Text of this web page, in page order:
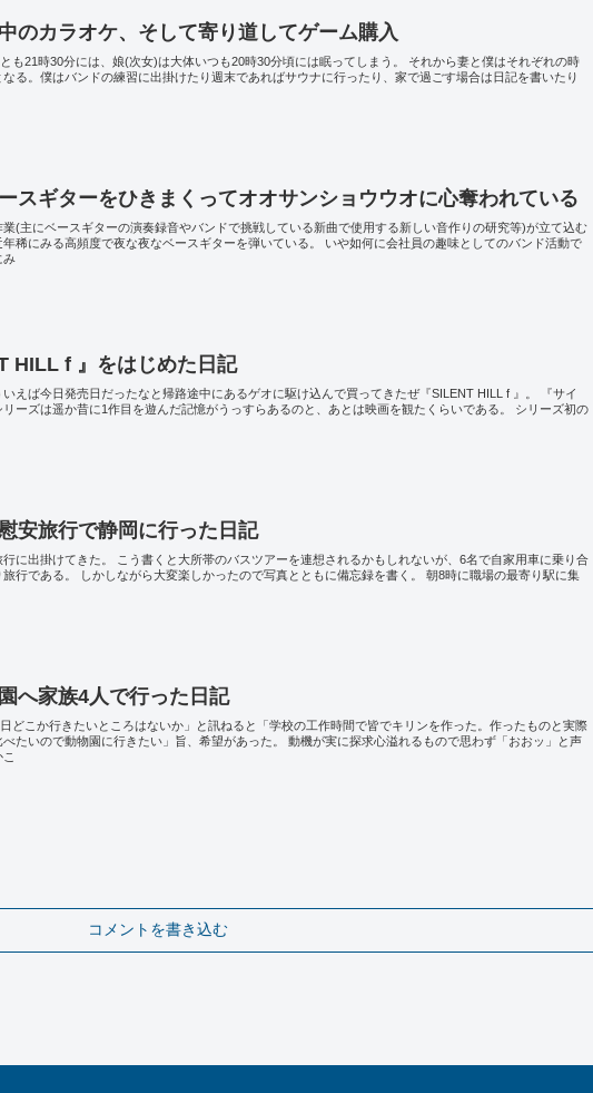
のカラオケ、そして寄り道してゲーム購入
も21時30分には、娘(次女)は大体いつも20時30分頃には眠ってしまう。 それから妻と僕はそれぞれの時
る。僕はバンドの練習に出掛けたり週末であればサウナに行ったり、家で過ごす場合は日記を書いたり
スギターをひきまくってオオサンショウウオに心奪われている
業(主にベースギターの演奏録音やバンドで挑戦している新曲で使用する新しい音作りの研究等)が立て込む
年稀にみる高頻度で夜な夜なベースギターを弾いている。 いや如何に会社員の趣味としてのバンド活動で
み
HILL f 』をはじめた日記
えば今日発売日だったなと帰路途中にあるゲオに駆け込んで買ってきたぜ『SILENT HILL f 』。 『サイ
リーズは遥か昔に1作目を遊んだ記憶がうっすらあるのと、あとは映画を観たくらいである。 シリーズ初の
安旅行で静岡に行った日記
行に出掛けてきた。 こう書くと大所帯のバスツアーを連想されるかもしれないが、6名で自家用車に乗り合
旅行である。 しかしながら大変楽しかったので写真とともに備忘録を書く。 朝8時に職場の最寄り駅に集
へ家族4人で行った日記
どこか行きたいところはないか」と訊ねると「学校の工作時間で皆でキリンを作った。作ったものと実際
べたいので動物園に行きたい」旨、希望があった。 動機が実に探求心溢れるもので思わず「おおッ」と声
コメントを書き込む